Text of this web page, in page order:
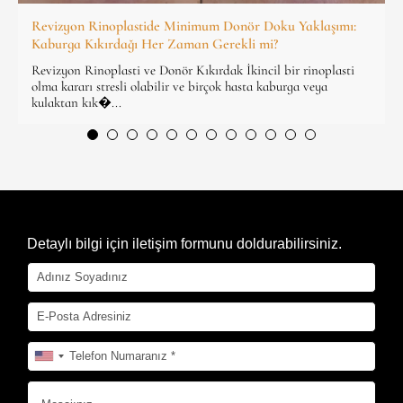
Revizyon Rinoplastide Minimum Donör Doku Yaklaşımı:
Kaburga Kıkırdağı Her Zaman Gerekli mi?
Revizyon Rinoplasti ve Donör Kıkırdak İkincil bir rinoplasti
olma kararı stresli olabilir ve birçok hasta kaburga veya
kulaktan kık�...
Detaylı bilgi için iletişim formunu doldurabilirsiniz.